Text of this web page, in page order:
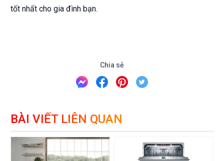
tốt nhất cho gia đình bạn.
Chia sẻ
BÀI VIẾT LIÊN QUAN